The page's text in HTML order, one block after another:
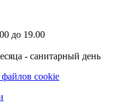
до 19.00
- санитарный день
cookie